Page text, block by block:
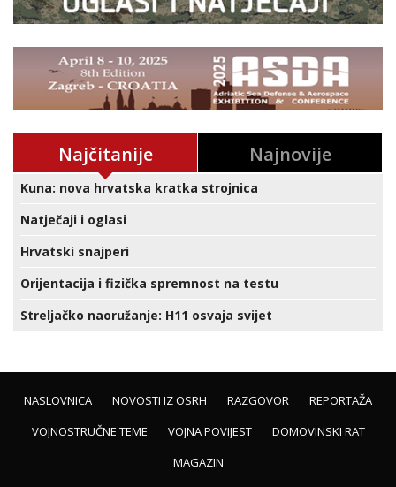
Najčitanije Najnovije
Kuna: nova hrvatska kratka strojnica
Natječaji i oglasi
Hrvatski snajperi
Orijentacija i fizička spremnost na testu
Streljačko naoružanje: H11 osvaja svijet
NASLOVNICA NOVOSTI IZ OSRH RAZGOVOR
REPORTAŽA
VOJNOSTRUČNE TEME
VOJNA POVIJEST
DOMOVINSKI RAT
MAGAZIN